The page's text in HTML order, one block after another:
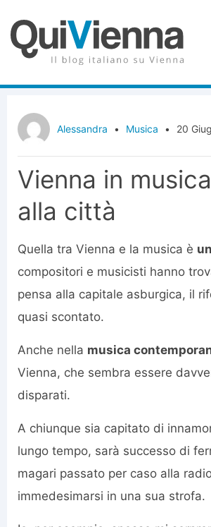
Alessandra • Musica • 20
Vienna in
alla città
Quella tra Vienna e la musica è
compositori e musicisti hanno
pensa alla capitale asburgica, il
quasi scontato.
Anche nella musica
Vienna, che sembra essere
disparati.
A chiunque sia capitato di
lungo tempo, sarà successo di
magari passato per caso alla
immedesimarsi in una sua strofa.